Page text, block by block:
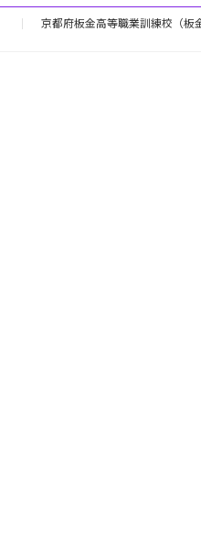
京都府板金高等職業訓練校（板